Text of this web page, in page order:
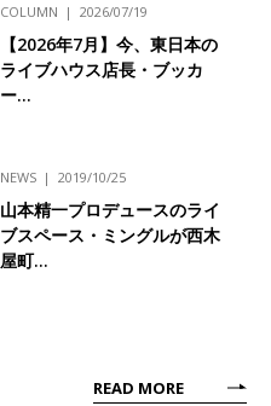
COLUMN 2026/07/19
【2026年7月】今、東日本の
ライブハウス店長・ブッカ
ー…
NEWS 2019/10/25
山本精一プロデュースのライ
ブスペース・ミングルが西木
屋町…
READ MORE